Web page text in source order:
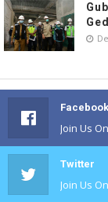
Facebook
Join Us
Twitter
Join Us